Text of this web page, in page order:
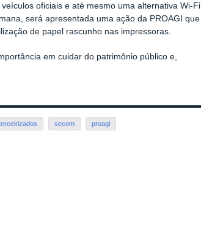
oficiais e até mesmo uma alternativa Wi-Fi
será apresentada uma ação da PROAGI que
de papel rascunho nas impressoras.
em cuidar do patrimônio público e,
secom proagi